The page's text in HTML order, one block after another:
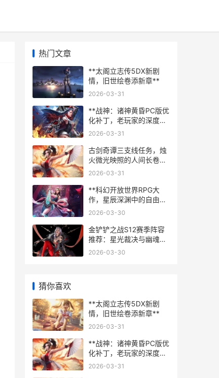
热门文章
**太阁立志传5DX新剧
情，旧世绘卷添新章**
2026-03-31
**战神：诸神黄昏PC版优
化补丁，老玩家的深度体
验报告**
2026-03-31
古剑奇谭三支线任务，烛
火微光映照的人间长卷副
标题
2026-03-31
**科幻开放世界RPG大
作，星辰深渊中的自由与
抗争**
2026-03-30
金铲铲之战S12赛季阵容
推荐：星光裁决与幽魂斗
士的登顶之路，副标题：
2026-03-30
猜你喜欢
**太阁立志传5DX新剧
情，旧世绘卷添新章**
2026-03-31
**战神：诸神黄昏PC版优
化补丁，老玩家的深度体
验报告**
2026-03-31